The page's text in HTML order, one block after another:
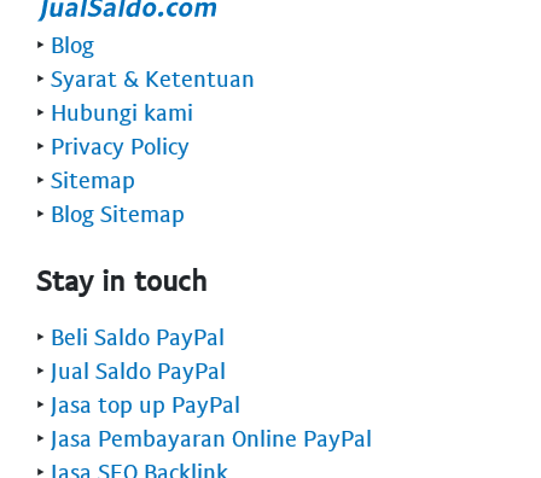
‣ Blog
‣ Syarat & Ketentuan
‣ Hubungi kami
‣ Privacy Policy
‣ Sitemap
‣ Blog Sitemap
Stay in touch
‣ Beli Saldo PayPal
‣ Jual Saldo PayPal
‣ Jasa top up PayPal
‣ Jasa Pembayaran Online PayPal
‣ Jasa SEO Backlink